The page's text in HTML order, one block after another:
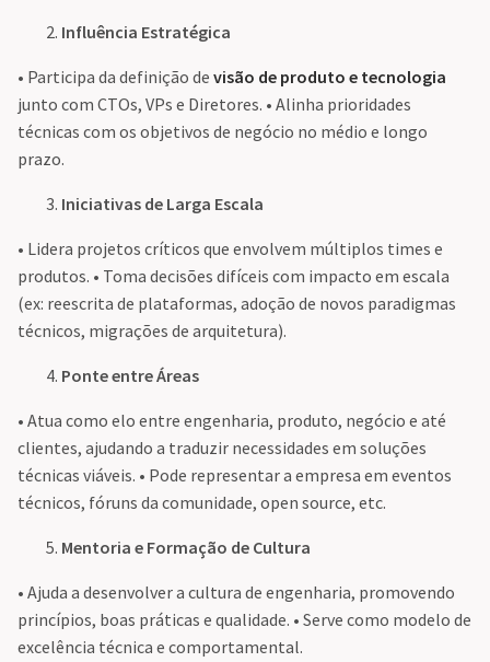
Influência Estratégica
• Participa da definição de visão de produto e tecnologia
junto com CTOs, VPs e Diretores. • Alinha prioridades
técnicas com os objetivos de negócio no médio e longo
prazo.
Iniciativas de Larga Escala
• Lidera projetos críticos que envolvem múltiplos times e
produtos. • Toma decisões difíceis com impacto em escala
(ex: reescrita de plataformas, adoção de novos paradigmas
técnicos, migrações de arquitetura).
Ponte entre Áreas
• Atua como elo entre engenharia, produto, negócio e até
clientes, ajudando a traduzir necessidades em soluções
técnicas viáveis. • Pode representar a empresa em eventos
técnicos, fóruns da comunidade, open source, etc.
Mentoria e Formação de Cultura
• Ajuda a desenvolver a cultura de engenharia, promovendo
princípios, boas práticas e qualidade. • Serve como modelo de
excelência técnica e comportamental.